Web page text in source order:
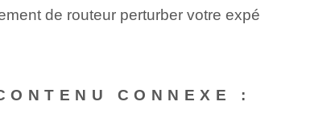
de routeur perturber votre expé
CONNEXE :